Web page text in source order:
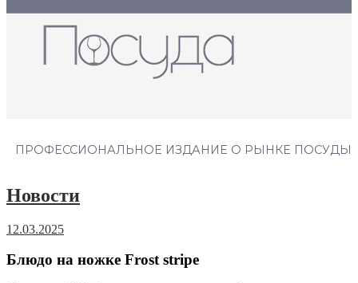
ПРОФЕССИОНАЛЬНОЕ ИЗДАНИЕ О РЫНКЕ ПОСУДЫ
Новости
12.03.2025
Блюдо на ножке Frost stripe